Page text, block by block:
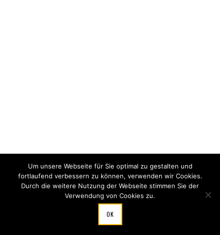
Um unsere Webseite für Sie optimal zu gestalten und
fortlaufend verbessern zu können, verwenden wir Cookies.
Durch die weitere Nutzung der Webseite stimmen Sie der
Verwendung von Cookies zu.
OK